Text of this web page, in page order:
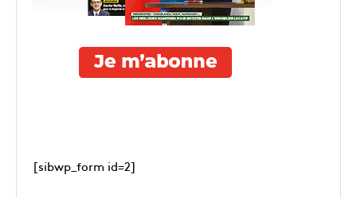
[sibwp_form id=2]